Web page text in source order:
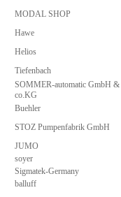
MODAL SHOP
Hawe
Helios
Tiefenbach
SOMMER-automatic GmbH &
co.KG
Buehler
STOZ Pumpenfabrik GmbH
JUMO
soyer
Sigmatek-Germany
balluff